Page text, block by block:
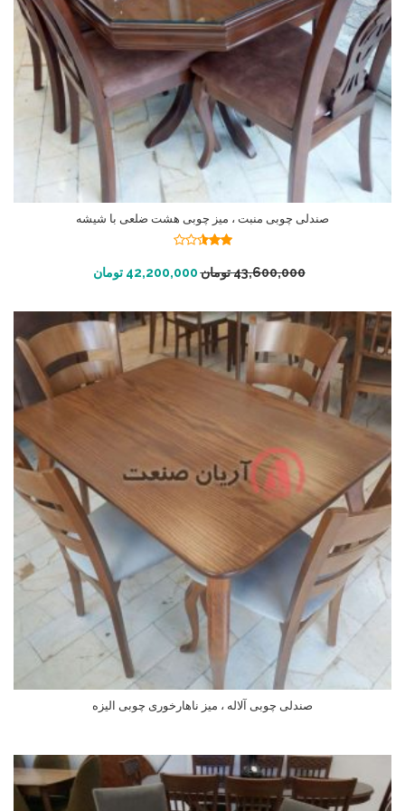
صندلی چوبی منبت ، میز چوبی هشت ضلعی با شیشه
از 5 43,600,000تومان 42,200,000 تومان افزودن به سبد خرید
صندلی چوبی آلاله ، میز ناهارخوری چوبی الیزه
اطلاعات بیشتر